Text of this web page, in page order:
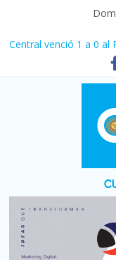
Central venció 1 a 0 al
La morosidad alcanzó
afecta a 400 mil
Desde que asumió
denuncia crisis como
Vacaciones de
turístico: 4,6 millones
Fuerte caída de la